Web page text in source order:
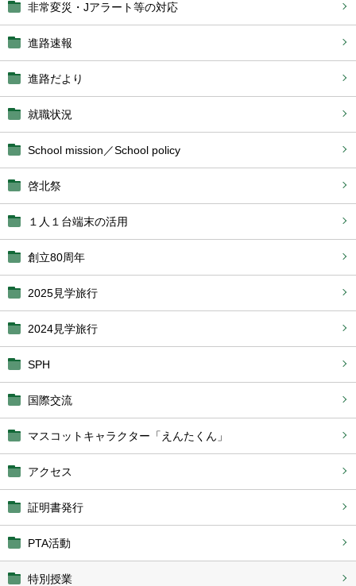
非常変災・Jアラート等の対応
進路速報
進路だより
就職状況
School mission／School policy
啓北祭
１人１台端末の活用
創立80周年
2025見学旅行
2024見学旅行
SPH
国際交流
マスコットキャラクター「えんたくん」
アクセス
証明書発行
PTA活動
特別授業